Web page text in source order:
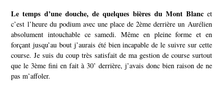
Le temps d’une douche, de quelques bières du Mont Blancet
c’est l’heure du podium avec une place de 2ème derrière un Aurélien
absolument intouchable ce samedi. Même en pleine forme et en
forçant jusqu’au bout j’aurais été bien incapable de le suivre sur cette
course. Je suis du coup très satisfait de ma gestion de course surtout
que le 3ème fini en fait à 30’ derrière, j’avais donc bien raison de ne
pas m’affoler.